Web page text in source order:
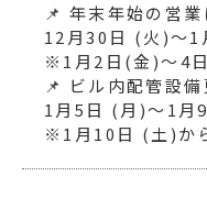
📌 年末年始の営
12月30日 (火)〜1
※1月2日(金)〜4
📌 ビル内配管設
1月5日 (月)〜1月
※1月10日 (土)か